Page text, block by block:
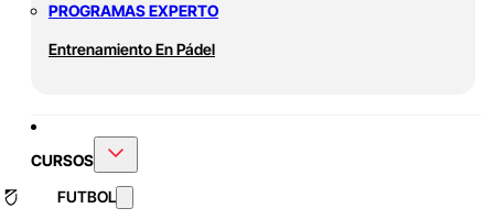
PROGRAMAS EXPERTO
Entrenamiento En Pádel
CURSOS
FUTBOL